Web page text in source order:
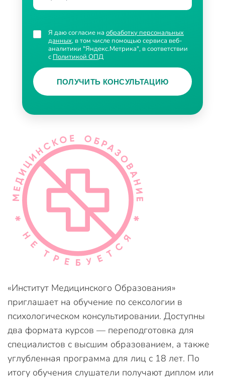
Я даю согласие на обработку персональных
данных, в том числе помощью сервиса веб-
аналитики "Яндекс.Метрика", в соответствии
с Политикой ОПД
ПОЛУЧИТЬ КОНСУЛЬТАЦИЮ
«Институт Медицинского Образования»
приглашает на обучение по сексологии в
психологическом консультировании. Доступны
два формата курсов — переподготовка для
специалистов с высшим образованием, а также
углубленная программа для лиц с 18 лет. По
итогу обучения слушатели получают диплом или